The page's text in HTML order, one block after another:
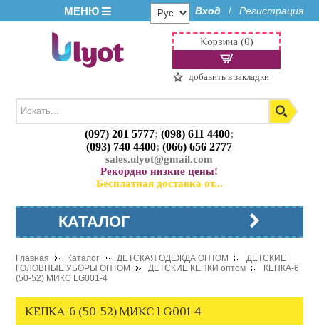
МЕНЮ Вход / Регистрация
(097) 201 5777;(098) 611 4400;
(093) 740 4400;(066) 656 2777
sales.ulyot@gmail.com
Рекордно низкие цены!
Бесплатная доставка от...
Корзина (0)
добавить в закладки
КАТАЛОГ
Главная Каталог ДЕТСКАЯ ОДЕЖДА ОПТОМ
ДЕТСКИЕ
ГОЛОВНЫЕ УБОРЫ ОПТОМ
ДЕТСКИЕ КЕПКИ оптом
КЕПКА-6
(50-52) МИКС LG001-4
КЕПКА-6 (50-52) МИКС LG001-4